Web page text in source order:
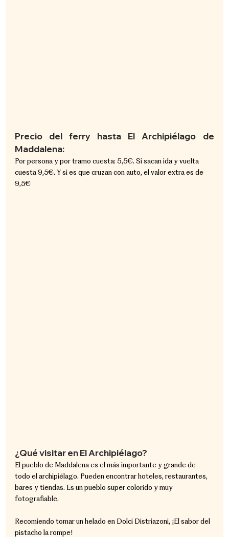
Precio del ferry hasta El Archipiélago de
Maddalena:
Por persona y por tramo cuesta: 5,5€. Si sacan ida y vuelta
cuesta 9,5€. Y si es que cruzan con auto, el valor extra es de
9,5€
¿Qué visitar en El Archipiélago?
El pueblo de Maddalena es el más importante y grande de
todo el archipiélago. Pueden encontrar hoteles, restaurantes,
bares y tiendas. Es un pueblo super colorido y muy
fotografiable.
Recomiendo tomar un helado en Dolci Distriazoni, ¡El sabor del
pistacho la rompe!